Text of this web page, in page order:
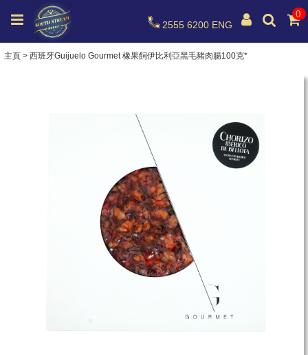
0
2555 6200 ENG
主頁 > 西班牙Guijuelo Gourmet 橡果飼伊比利亞黑毛豬肉腸100克*